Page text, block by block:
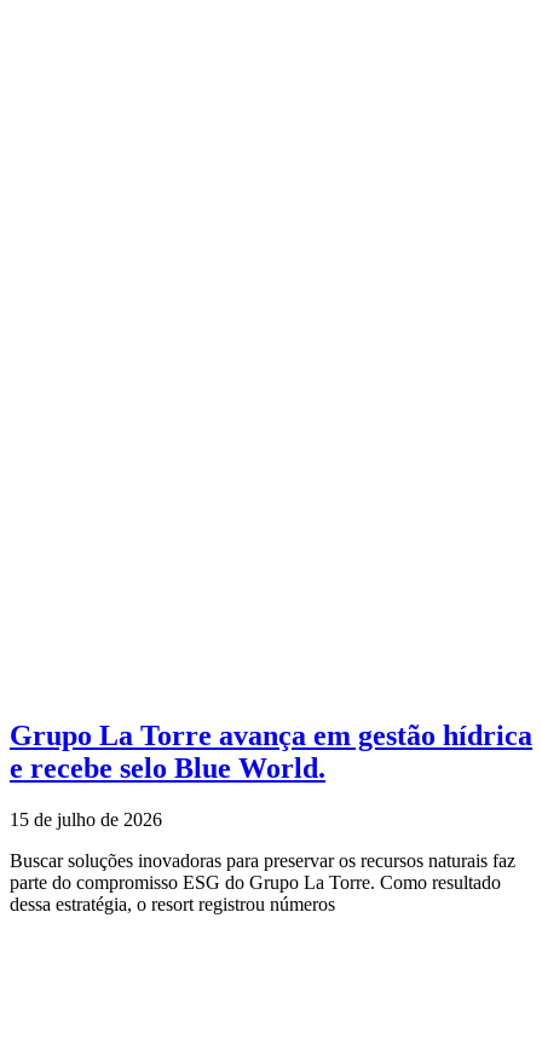
Grupo La Torre avança em gestão hídrica
e recebe selo Blue World.
15 de julho de 2026
Buscar soluções inovadoras para preservar os recursos naturais faz
parte do compromisso ESG do Grupo La Torre. Como resultado
dessa estratégia, o resort registrou números